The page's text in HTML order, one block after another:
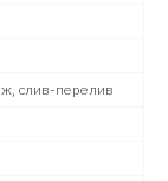
слив-перелив